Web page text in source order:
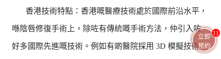
香港技術特點：香港嘅醫療技術處於國際前沿水平，
喺陰唇修復手術上，除咗有傳統嘅手術方法，仲引入咗
好多國際先進嘅技術。例如有啲醫院採用 3D 模擬技術，
立即
預約
11